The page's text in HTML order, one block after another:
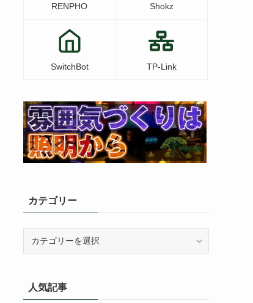
RENPHO Shokz
SwitchBot TP-Link
カテゴリー
ー人気記事